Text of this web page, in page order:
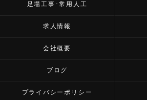
足場工事･常用人工
求人情報
会社概要
ブログ
プライバシーポリシー